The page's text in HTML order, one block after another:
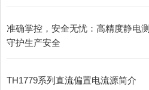
准确掌控，安全无忧：高精度静电
守护生产安全
TH1779系列直流偏置电流源简介